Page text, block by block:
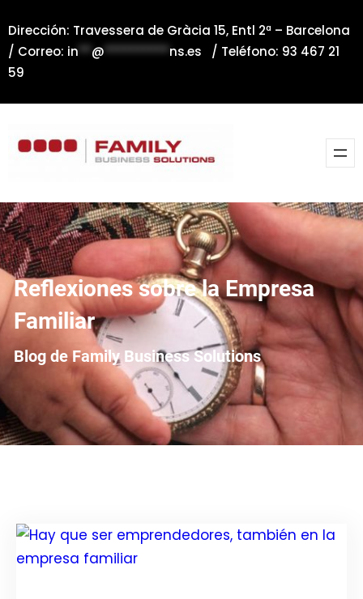
al
contenido
Dirección: Travessera de Gràcia 15, Entl 2ª – Barcelona
/ Correo: in**@**********ns.es / Teléfono: 93 467 21
59
Reflexiones sobre la Empresa
Familiar
Blog de Family Business Solutions